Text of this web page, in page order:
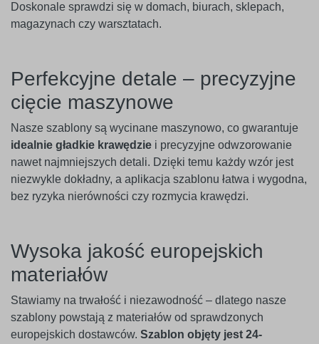
Doskonale sprawdzi się w domach, biurach, sklepach,
magazynach czy warsztatach.
Perfekcyjne detale – precyzyjne
cięcie maszynowe
Nasze szablony są wycinane maszynowo, co gwarantuje
idealnie gładkie krawędzie i precyzyjne odwzorowanie
nawet najmniejszych detali. Dzięki temu każdy wzór jest
niezwykle dokładny, a aplikacja szablonu łatwa i wygodna,
bez ryzyka nierówności czy rozmycia krawędzi.
Wysoka jakość europejskich
materiałów
Stawiamy na trwałość i niezawodność – dlatego nasze
szablony powstają z materiałów od sprawdzonych
europejskich dostawców. Szablon objęty jest 24-